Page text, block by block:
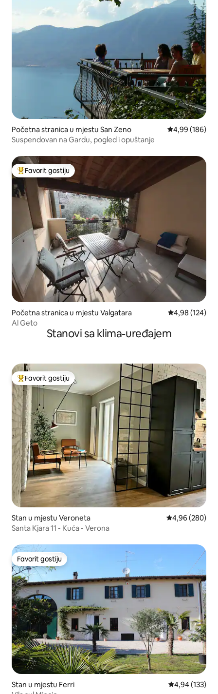
Početna stranica u mjestu San Zeno prosječna
4,99 (186)
Suspendovan na Gardu, pogled i opuštanje
Glavni favorit gostiju
Favorit gostiju
Početna stranica u mjestu Valgatara prosječna
4,98 (124)
Al Geto
Stanovi sa klima-uređajem
Glavni favorit gostiju
Favorit gostiju
Stan u mjestu Veroneta prosječna
4,96 (280)
Santa Kjara 11 - Kuća - Verona
Favorit gostiju
Favorit gostiju
Stan u mjestu Ferri prosječna
4,94 (133)